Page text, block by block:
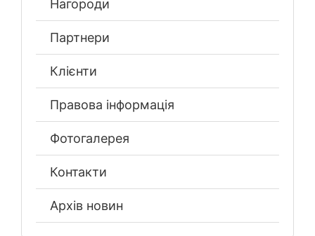
Нагороди
Партнери
Клієнти
Правова інформація
Фотогалерея
Контакти
Архів новин